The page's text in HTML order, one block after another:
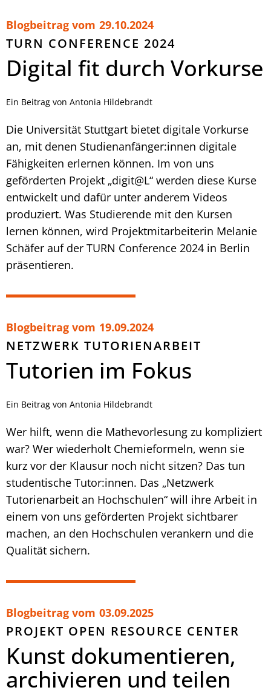
Blogbeitrag vom 29.10.2024
TURN CONFERENCE 2024
Digital fit durch Vorkurse
Ein Beitrag von Antonia Hildebrandt
Die Universität Stuttgart bietet digitale Vorkurse
an, mit denen Studienanfänger:innen digitale
Fähigkeiten erlernen können. Im von uns
geförderten Projekt „digit@L“ werden diese Kurse
entwickelt und dafür unter anderem Videos
produziert. Was Studierende mit den Kursen
lernen können, wird Projektmitarbeiterin Melanie
Schäfer auf der TURN Conference 2024 in Berlin
präsentieren.
Blogbeitrag vom 19.09.2024
NETZWERK TUTORIENARBEIT
Tutorien im Fokus
Ein Beitrag von Antonia Hildebrandt
Wer hilft, wenn die Mathevorlesung zu kompliziert
war? Wer wiederholt Chemieformeln, wenn sie
kurz vor der Klausur noch nicht sitzen? Das tun
studentische Tutor:innen. Das „Netzwerk
Tutorienarbeit an Hochschulen“ will ihre Arbeit in
einem von uns geförderten Projekt sichtbarer
machen, an den Hochschulen verankern und die
Qualität sichern.
Blogbeitrag vom 03.09.2025
PROJEKT OPEN RESOURCE CENTER
Kunst dokumentieren,
archivieren und teilen